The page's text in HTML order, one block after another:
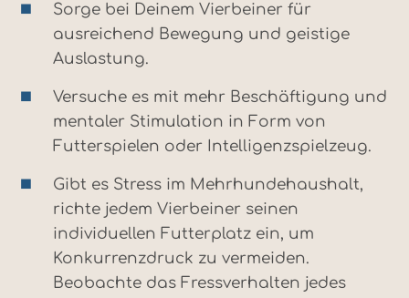
Sorge bei Deinem Vierbeiner für
ausreichend Bewegung und geistige
Auslastung.
Versuche es mit mehr Beschäftigung und
mentaler Stimulation in Form von
Futterspielen oder Intelligenzspielzeug.
Gibt es Stress im Mehrhundehaushalt,
richte jedem Vierbeiner seinen
individuellen Futterplatz ein, um
Konkurrenzdruck zu vermeiden.
Beobachte das Fressverhalten jedes